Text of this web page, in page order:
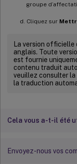
groupe
Cliquez sur
La version officielle
anglais. Toute
est fournie
contenu traduit
veuillez consulter
la traduction
Cela vous a-t-il été
Envoyez-nous vos